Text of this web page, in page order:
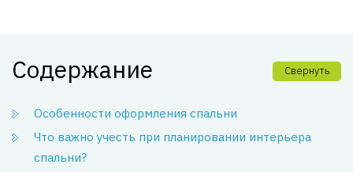
Содержание Свернуть
Особенности оформления спальни
Что важно учесть при планировании интерьера
спальни?